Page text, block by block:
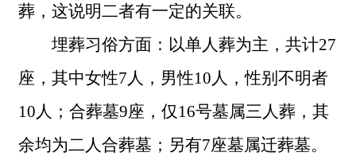
葬，这说明二者有一定的关联。
埋葬习俗方面：以单人葬为主，共计27
座，其中女性7人，男性10人，性别不明者
10人；合葬墓9座，仅16号墓属三人葬，其
余均为二人合葬墓；另有7座墓属迁葬墓。